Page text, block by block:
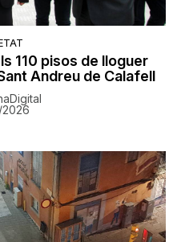
110 pisos de lloguer
Andreu de Calafell